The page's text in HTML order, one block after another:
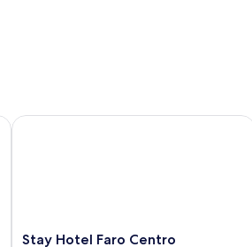
Stay
Stay Hotel Faro Centro
Stay Hotel Faro Centro